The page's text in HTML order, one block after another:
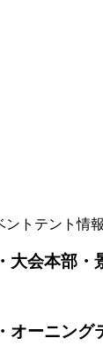
トテント情
会本部・
ーニング